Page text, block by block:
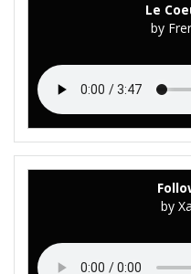
Le
by
by